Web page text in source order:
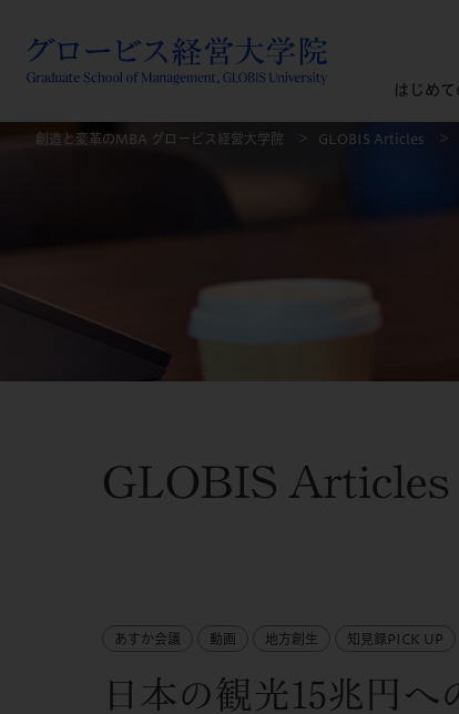
はじめ
創造と変革のMBA グロービス経営大学院 GLOBIS Articles
GLOBIS Articles
あすか会議 動画 地方創生 知見録PICK UP
日本の観光15兆円